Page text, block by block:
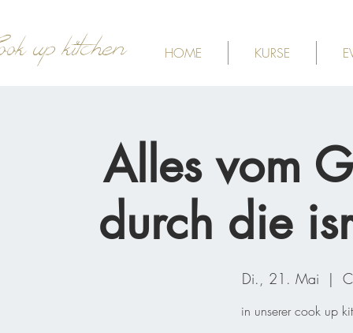
up kitchen HOME KURSE
Alles vom
durch die
Di., 21. Mai
  |
in unserer cook up